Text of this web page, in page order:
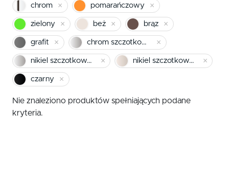
Klamki INOX stal nierdzewna
Klamki premium
Klamki z długim szyldem
Klamki zewnętrzne
Antaby
chrom
pomarańczowy
czerwony
żółty
chrom pomarańczowy
zielony beż brąz
grafit chrom szczotkowany mat
nikiel szczotkowany nikiel szczotkowany mat
czarny
Nie znaleziono produktów spełniających podane
kryteria.